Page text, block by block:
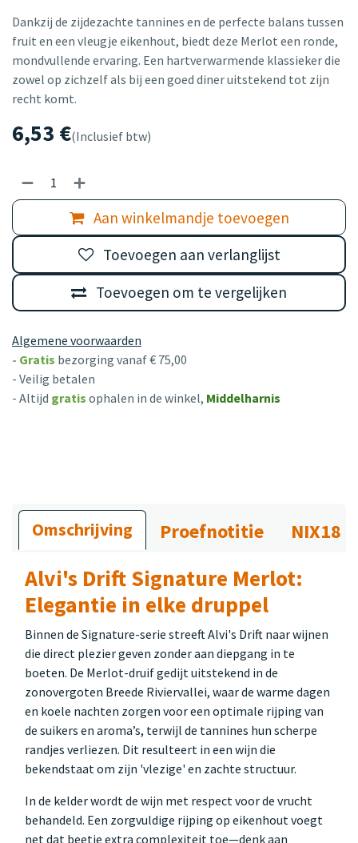
Dankzij de zijdezachte tannines en de perfecte balans tussen
fruit en een vleugje eikenhout, biedt deze Merlot een ronde,
mondvullende ervaring. Een hartverwarmende klassieker die
zowel op zichzelf als bij een goed diner uitstekend tot zijn
recht komt.
6,53 €(Inclusief btw)
Aan winkelmandje toevoegen
Toevoegen om te vergelijken
Toevoegen aan verlanglijst
Algemene voorwaarden
- Gratis bezorging vanaf € 75,00
- Veilig betalen
- Altijd gratis ophalen in de winkel, Middelharnis
Omschrijving Proefnotitie NIX18
Alvi's Drift Signature Merlot:
Elegantie in elke druppel
Binnen de Signature-serie streeft Alvi's Drift naar wijnen
die direct plezier geven zonder aan diepgang in te
boeten. De Merlot-druif gedijt uitstekend in de
zonovergoten Breede Riviervallei, waar de warme dagen
en koele nachten zorgen voor een optimale rijping van
de suikers en aroma’s, terwijl de tannines hun scherpe
randjes verliezen. Dit resulteert in een wijn die
bekendstaat om zijn 'vlezige' en zachte structuur.
In de kelder wordt de wijn met respect voor de vrucht
behandeld. Een zorgvuldige rijping op eikenhout voegt
net dat beetje extra complexiteit toe—denk aan